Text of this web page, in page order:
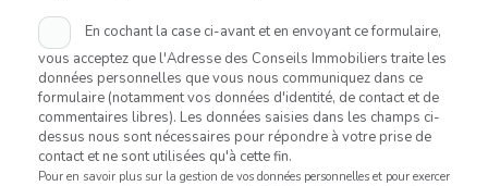
En cochant la case ci-avant et en envoyant ce formulaire,
vous acceptez que l'Adresse des Conseils Immobiliers traite les
données personnelles que vous nous communiquez dans ce
formulaire (notamment vos données d'identité, de contact et de
commentaires libres). Les données saisies dans les champs ci-
dessus nous sont nécessaires pour répondre à votre prise de
contact et ne sont utilisées qu'à cette fin.
Pour en savoir plus sur la gestion de vos données personnelles et pour exercer